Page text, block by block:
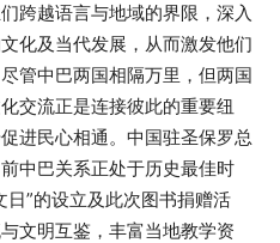
跨越语言与地域的界限，深入
化及当代发展，从而激发他们
管中巴两国相隔万里，但两国
交流正是连接彼此的重要纽
进民心相通。中国驻圣保罗总
中巴关系正处于历史最佳时
”的设立及此次图书捐赠活
文明互鉴，丰富当地教学资